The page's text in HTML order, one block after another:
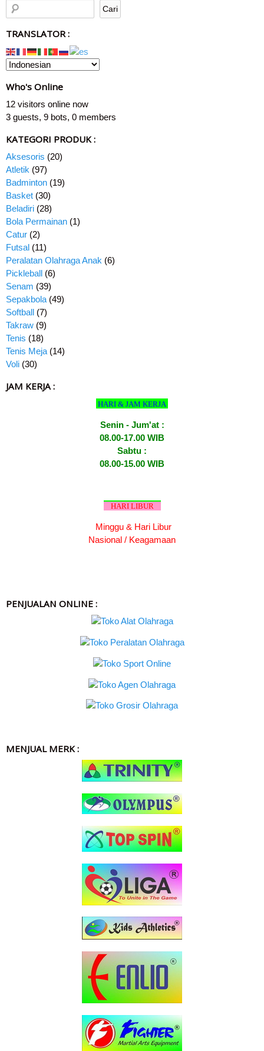
TRANSLATOR :
Who's Online
12 visitors online now
3 guests, 9 bots, 0 members
KATEGORI PRODUK :
Aksesoris (20)
Atletik (97)
Badminton (19)
Basket (30)
Beladiri (28)
Bola Permainan (1)
Catur (2)
Futsal (11)
Peralatan Olahraga Anak (6)
Pickleball (6)
Senam (39)
Sepakbola (49)
Softball (7)
Takraw (9)
Tenis (18)
Tenis Meja (14)
Voli (30)
JAM KERJA :
HARI & JAM KERJA
Senin - Jum'at :
08.00-17.00 WIB
Sabtu :
08.00-15.00 WIB
HARI LIBUR
Minggu & Hari Libur
Nasional / Keagamaan
PENJUALAN ONLINE :
MENJUAL MERK :